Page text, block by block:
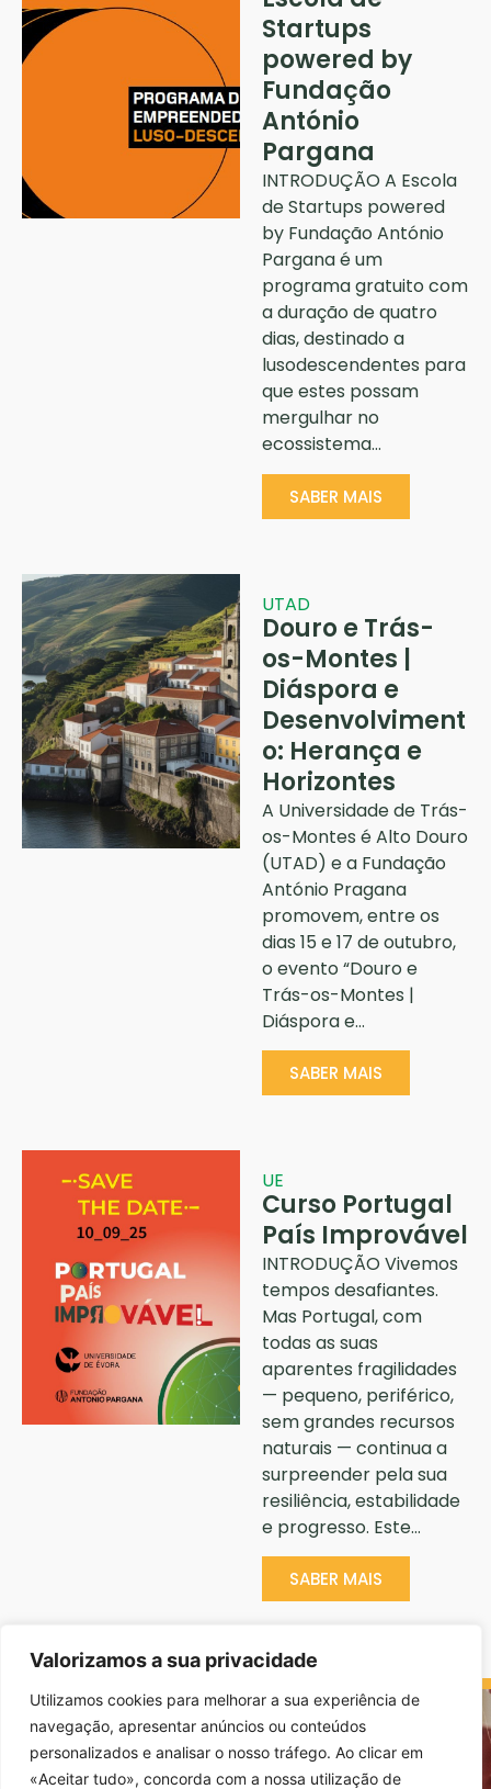
Valorizamos a sua privacidade
Utilizamos cookies para melhorar a sua experiência de
navegação, apresentar anúncios ou conteúdos
personalizados e analisar o nosso tráfego. Ao clicar em
«Aceitar tudo», concorda com a nossa utilização de
Startups
powered by
Fundação
António
Pargana
INTRODUÇÃO A Escola
de Startups powered
by Fundação António
Pargana é um
programa gratuito com
a duração de quatro
dias, destinado a
lusodescendentes para
que estes possam
mergulhar no
ecossistema…
SABER MAIS
UTAD
Douro e Trás-
os-Montes |
Diáspora e
Desenvolviment
o: Herança e
Horizontes
A Universidade de Trás-
os-Montes é Alto Douro
(UTAD) e a Fundação
António Pragana
promovem, entre os
dias 15 e 17 de outubro,
o evento “Douro e
Trás-os-Montes |
Diáspora e…
SABER MAIS
UE
Curso Portugal
País Improvável
INTRODUÇÃO Vivemos
tempos desafiantes.
Mas Portugal, com
todas as suas
aparentes fragilidades
— pequeno, periférico,
sem grandes recursos
naturais — continua a
surpreender pela sua
resiliência, estabilidade
e progresso. Este…
SABER MAIS